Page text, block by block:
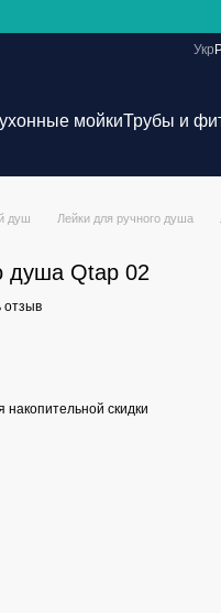
Укр
мойкиТрубы и
душ Лейки для ручного душа
душа Qtap 02
отзыв
накопительной скидки